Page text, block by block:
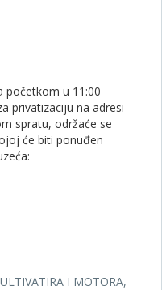
početkom u 11:00
privatizaciju na adresi
spratu, održaće se
će biti ponuđen
I MOTORA,